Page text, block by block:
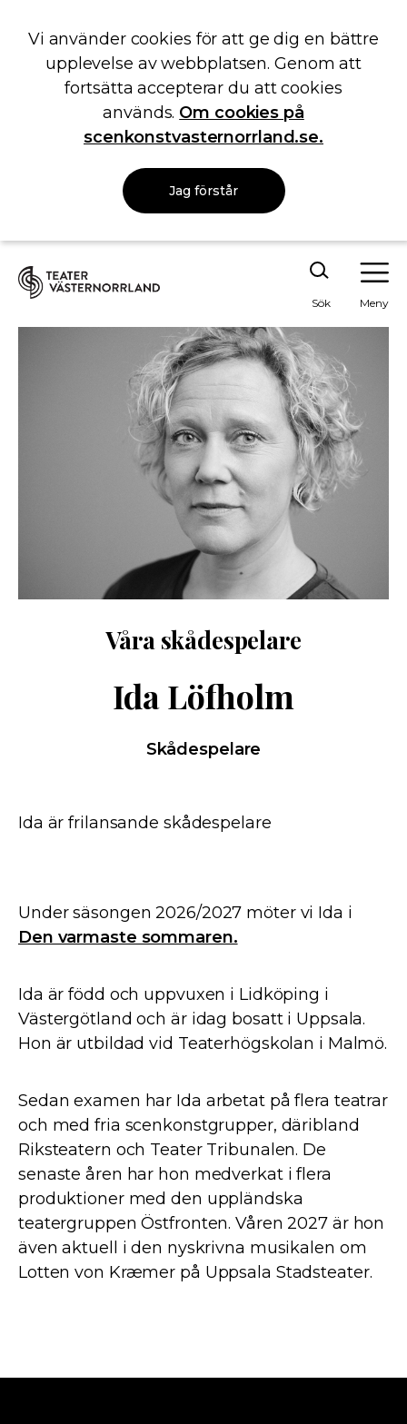
Vi använder cookies för att ge dig en bättre
upplevelse av webbplatsen. Genom att
fortsätta accepterar du att cookies
används. Om cookies på
scenkonstvasternorrland.se.
Jag förstår
Sök Meny
Våra skådespelare
Ida Löfholm
Skådespelare
Ida är frilansande skådespelare
Under säsongen 2026/2027 möter vi Ida i
Den varmaste sommaren.
Ida är född och uppvuxen i Lidköping i
Västergötland och är idag bosatt i Uppsala.
Hon är utbildad vid Teaterhögskolan i Malmö.
Sedan examen har Ida arbetat på flera teatrar
och med fria scenkonstgrupper, däribland
Riksteatern och Teater Tribunalen. De
senaste åren har hon medverkat i flera
produktioner med den uppländska
teatergruppen Östfronten. Våren 2027 är hon
även aktuell i den nyskrivna musikalen om
Lotten von Kræmer på Uppsala Stadsteater.